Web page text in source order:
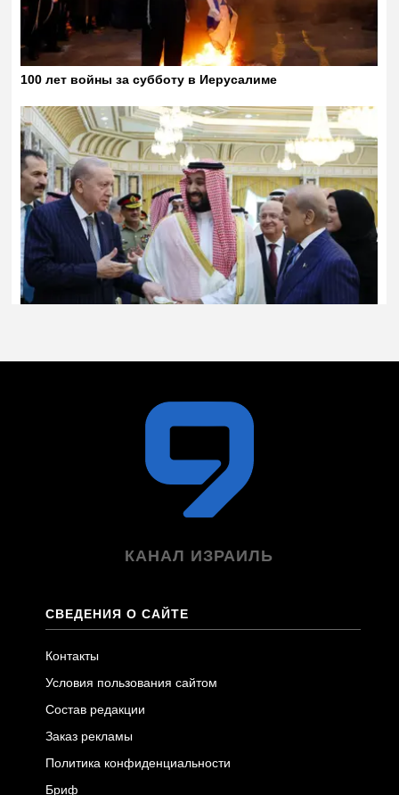
КАНАЛ ИЗРАИЛЬ
СВЕДЕНИЯ О САЙТЕ
Контакты
Условия пользования сайтом
Состав редакции
Заказ рекламы
Политика конфиденциальности
Бриф